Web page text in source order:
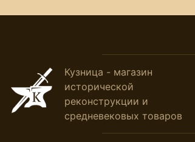
Кузница - магазин
исторической
реконструкции и
средневековых товаров